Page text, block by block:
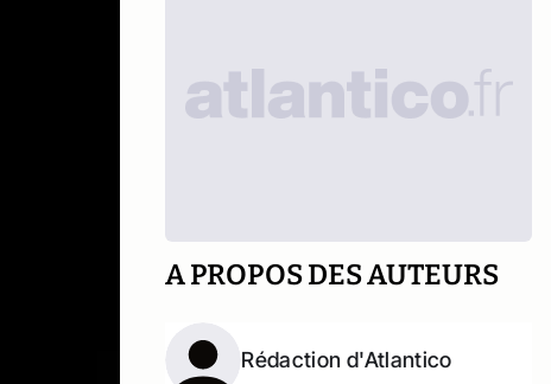
A PROPOS DES AUTEURS
Rédaction d'Atlantico